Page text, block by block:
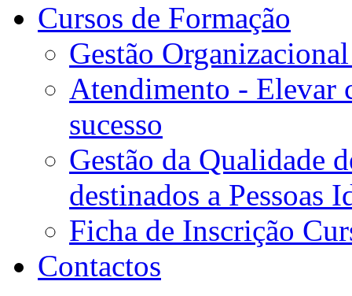
Cursos de Formação
Gestão
Atendimento - Elevar
sucesso
Gestão da Qualidade
destinados a Pessoas
Ficha de Inscrição
Contactos